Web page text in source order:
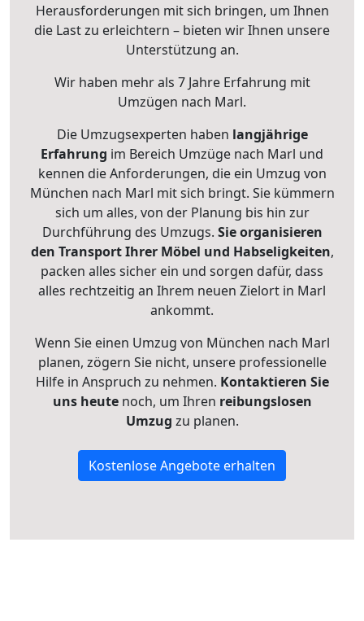
Herausforderungen mit sich bringen, um Ihnen
die Last zu erleichtern – bieten wir Ihnen unsere
Unterstützung an.
Wir haben mehr als 7 Jahre Erfahrung mit
Umzügen nach Marl.
Die Umzugsexperten haben langjährige
Erfahrung im Bereich Umzüge nach Marl und
kennen die Anforderungen, die ein Umzug von
München nach Marl mit sich bringt. Sie kümmern
sich um alles, von der Planung bis hin zur
Durchführung des Umzugs. Sie organisieren
den Transport Ihrer Möbel und Habseligkeiten,
packen alles sicher ein und sorgen dafür, dass
alles rechtzeitig an Ihrem neuen Zielort in Marl
ankommt.
Wenn Sie einen Umzug von München nach Marl
planen, zögern Sie nicht, unsere professionelle
Hilfe in Anspruch zu nehmen. Kontaktieren Sie
uns heutenoch, um Ihren reibungslosen
Umzug zu planen.
Kostenlose Angebote erhalten